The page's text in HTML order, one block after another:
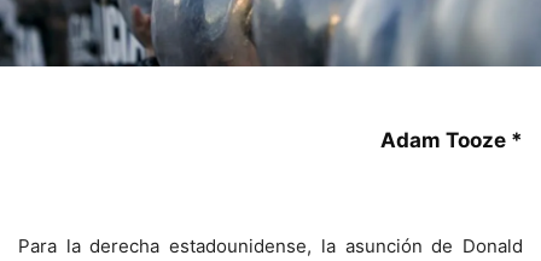
Adam Tooze *
Para la derecha estadounidense, la asunción de Donald